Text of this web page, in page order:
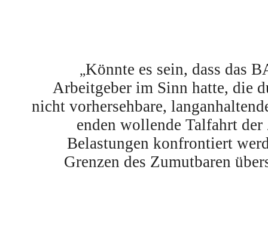
„Könnte es sein, dass das
Arbeitgeber im Sinn hatte, die
nicht vorhersehbare,
enden wollende Talfahrt
Belastungen konfrontiert
Grenzen des Zumutbaren